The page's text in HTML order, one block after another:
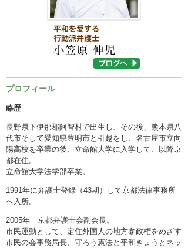
困ったときの法律知識
プロフィール
略歴
長野県下伊那郡阿智村で出生し、その後、熊本県八
代市そして愛知県豊明市と引越をし、名古屋市立向
陽高校を卒業の後、立命館大学に入学して、以降京
都在住。
立命館大学法学部卒業。
1991年に弁護士登録（43期）して京都法律事務所
へ入所。
2005年 京都弁護士会副会長。
市民運動として、定住外国人の地方参政権をめざす
市民の会事務局長、守ろう憲法と平和きょうとネッ